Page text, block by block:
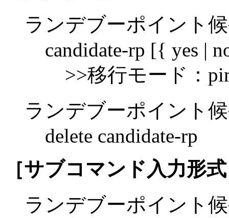
ランデブーポイント
candidate-rp [{ yes |
>>移行モード：
ランデブーポイント
delete candidate-rp
［サブコマンド入力形
ランデブーポイント